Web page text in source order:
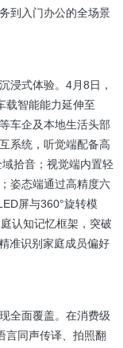
到入门办公的全场景
浸式体验。4月8日，
载智能能力延伸至
车企及本地生活头部
系统，听觉端配备高
拾音；视觉端内置轻
姿态端通过高精度六
屏与360°旋转模
认知记忆框架，突破
准识别家庭成员偏好
全面覆盖。在消费级
言同声传译、拍照翻